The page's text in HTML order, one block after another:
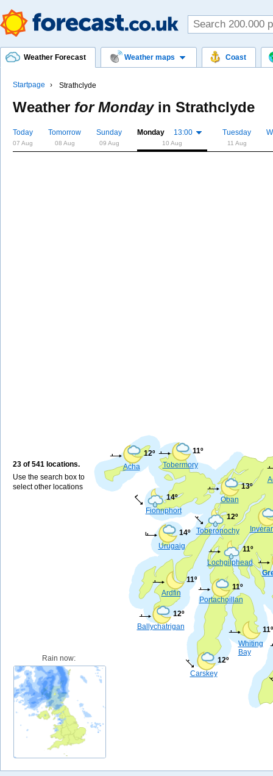
Weather Forecast Weather maps Coast
Startpage Strathclyde
Weather for Mondayin Strathclyde
Today
07 Aug
Tomorrow
08 Aug
Sunday
09 Aug
Monday 13:00
10 Aug
Tuesday
11 Aug
23 of 541 locations.
Use the search box to
select other locations
Oban
13º
Lochgilphead
11º
Tobermory
11º
Toberonochy
12º
Carskey
12º
Ballychatrigan
12º
Ardfin
11º
Acha
12º
Fionnphort
14º
Urugaig
14º
Portachoillan
11º
Whiting
Bay
11º
Rain now: